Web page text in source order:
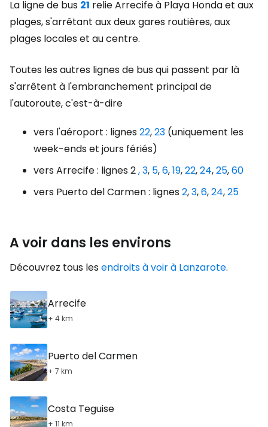
La ligne de bus 21 relie Arrecife à Playa Honda et aux
plages, s'arrêtant aux deux gares routières, aux
plages locales et au centre.
Toutes les autres lignes de bus qui passent par là
s'arrêtent à l'embranchement principal de
l'autoroute, c'est-à-dire
vers l'aéroport : lignes22,23 (uniquement les
week-ends et jours fériés)
vers Arrecife : lignes 2,3, 5,6,19,22,24,25,60
vers Puerto del Carmen : lignes2,3,6,24,25
A voir dans les environs
Découvrez tous lesendroits à voir à Lanzarote.
Arrecife
+ 4 km
Puerto del Carmen
+ 7 km
Costa Teguise
+ 11 km